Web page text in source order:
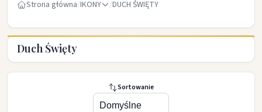
Strona główna/IKONY /DUCH ŚWIĘTY
Duch Święty
Sortowanie